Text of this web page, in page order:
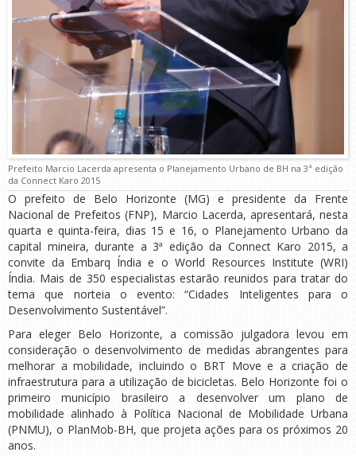
Prefeito Marcio Lacerda apresenta o Planejamento Urbano de BH na 3ª edição
da Connect Karo 2015
O prefeito de Belo Horizonte (MG) e presidente da Frente
Nacional de Prefeitos (FNP), Marcio Lacerda, apresentará, nesta
quarta e quinta-feira, dias 15 e 16, o Planejamento Urbano da
capital mineira, durante a 3ª edição da Connect Karo 2015, a
convite da Embarq Índia e o World Resources Institute (WRI)
Índia. Mais de 350 especialistas estarão reunidos para tratar do
tema que norteia o evento: “Cidades Inteligentes para o
Desenvolvimento Sustentável”.
Para eleger Belo Horizonte, a comissão julgadora levou em
consideração o desenvolvimento de medidas abrangentes para
melhorar a mobilidade, incluindo o BRT Move e a criação de
infraestrutura para a utilização de bicicletas. Belo Horizonte foi o
primeiro município brasileiro a desenvolver um plano de
mobilidade alinhado à Política Nacional de Mobilidade Urbana
(PNMU), o PlanMob-BH, que projeta ações para os próximos 20
anos.